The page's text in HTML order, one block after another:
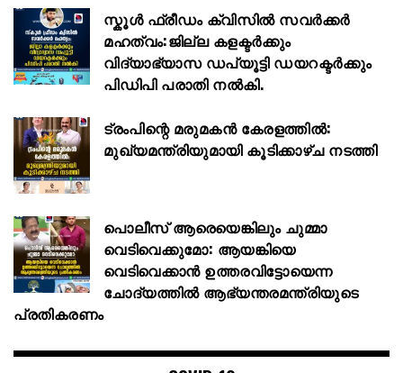
സ്കൂള്‍ ഫ്രീഡം ക്വിസില്‍ സവര്‍ക്കര്‍
മഹത്വം:ജില്ല കളക്ടര്‍ക്കും
വിദ്യാഭ്യാസ ഡപ്യൂട്ടി ഡയറക്ടര്‍ക്കും
പിഡിപി പരാതി നല്‍കി.
ട്രംപിന്റെ മരുമകൻ കേരളത്തിൽ:
മുഖ്യമന്ത്രിയുമായി കൂടിക്കാഴ്ച നടത്തി
പൊലീസ് ആരെയെങ്കിലും ചുമ്മാ
വെടിവെക്കുമോ: ആയങ്കിയെ
വെടിവെക്കാൻ ഉത്തരവിട്ടോയെന്ന
ചോദ്യത്തിൽ ആഭ്യന്തരമന്ത്രിയുടെ
പ്രതികരണം